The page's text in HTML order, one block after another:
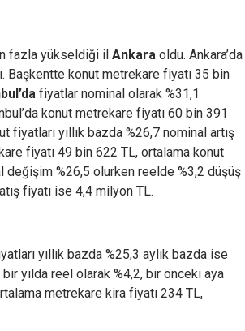
fazla yükseldiği il Ankara oldu. Ankara’da
Başkentte konut metrekare fiyatı 35 bin
fiyatlar nominal olarak %31,1
konut metrekare fiyatı 60 bin 391
fiyatları yıllık bazda %26,7 nominal artış
fiyatı 49 bin 622 TL, ortalama konut
değişim %26,5 olurken reelde %3,2 düşüş
fiyatı ise 4,4 milyon TL.
yıllık bazda %25,3 aylık bazda ise
yılda reel olarak %4,2, bir önceki aya
metrekare kira fiyatı 234 TL,